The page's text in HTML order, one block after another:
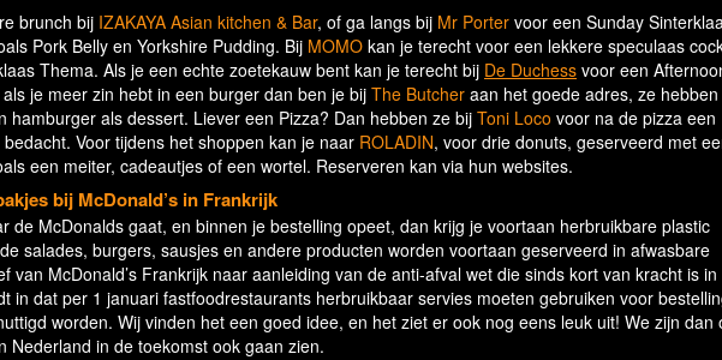
brunch bij IZAKAYA Asian kitchen & Bar, of ga langs bij Mr Porter voor een Sunday
Pork Belly en Yorkshire Pudding. Bij MOMO kan je terecht voor een lekkere speculaas
Thema. Als je een echte zoetekauw bent kan je terecht bij De Duchess voor een
je meer zin hebt in een burger dan ben je bij The Butcher aan het goede adres, ze hebben
hamburger als dessert. Liever een Pizza? Dan hebben ze bij Toni Loco voor na de pizza een
Voor tijdens het shoppen kan je naar ROLADIN, voor drie donuts, geserveerd met
een meiter, cadeautjes of een wortel. Reserveren kan via hun websites.
bij McDonald’s in Frankrijk
de McDonalds gaat, en binnen je bestelling opeet, dan krijg je voortaan herbruikbare plastic
salades, burgers, sausjes en andere producten worden voortaan geserveerd in afwasbare
van McDonald’s Frankrijk naar aanleiding van de anti-afval wet die sinds kort van kracht is in
in dat per 1 januari fastfoodrestaurants herbruikbaar servies moeten gebruiken voor
worden. Wij vinden het een goed idee, en het ziet er ook nog eens leuk uit! We zijn dan
Nederland in de toekomst ook gaan zien.